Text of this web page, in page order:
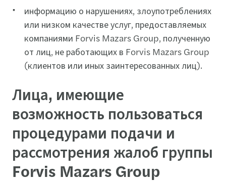
информацию о нарушениях, злоупотреблениях
или низком качестве услуг, предоставляемых
компаниями Forvis Mazars Group, полученную
от лиц, не работающих в Forvis Mazars Group
(клиентов или иных заинтересованных лиц).
Лица, имеющие
возможность пользоваться
процедурами подачи и
рассмотрения жалоб группы
Forvis Mazars Group